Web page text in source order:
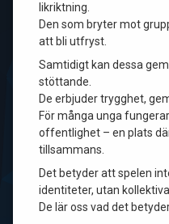
likriktning.
Den som bryter mot
att bli utfryst.
Samtidigt kan dessa
stöttande.
De erbjuder trygghet,
För många unga
offentlighet – en plats
tillsammans.
Det betyder att spelen
identiteter, utan kollektiva.
De lär oss vad det